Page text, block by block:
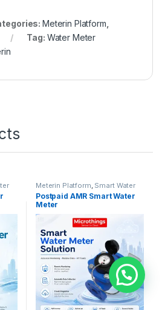
Meterin Platform
Tag: Water Meter
Meterin Platform Smart Water
Meter
Postpaid AMR Smart Water
Meter